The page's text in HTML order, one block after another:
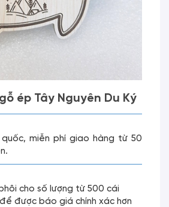
ép Tây Nguyên Du Ký
miễn phí giao hàng từ 50
cho số lượng từ 500 cái
được báo giá chính xác hơn